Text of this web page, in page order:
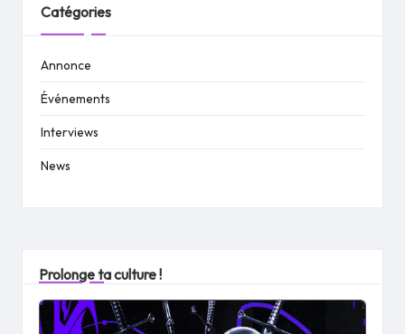
Catégories
Annonce
Événements
Interviews
News
Prolonge ta culture !